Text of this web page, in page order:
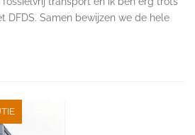
DFDS. Samen bewijzen we de hele